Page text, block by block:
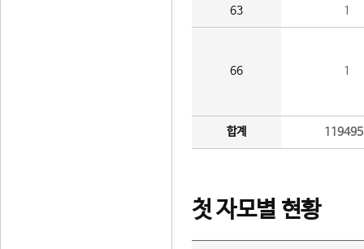
63 1
66 1
합계
첫 자모별 현황